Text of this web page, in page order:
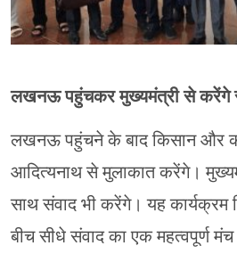
लखनऊ पहुंचकर मुख्यमंत्री से करेंगे
लखनऊ पहुंचने के बाद किसान और
आदित्यनाथ से मुलाकात करेंगे।
साथ संवाद भी करेंगे। यह
बीच सीधे संवाद का एक महत्वपूर्ण मंच